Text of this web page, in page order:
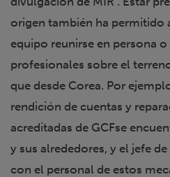
origen también ha permitido
equipo reunirse en persona
profesionales sobre el
que desde Corea. Por
rendición de cuentas y
acreditadas de GCFse
y sus alrededores, y el jefe
con el personal de estos